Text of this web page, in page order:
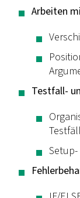
Arbeiten
Testfall-